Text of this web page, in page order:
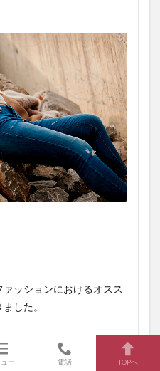
ッションにおけるオスス
した。
ュー 電話 TOPへ